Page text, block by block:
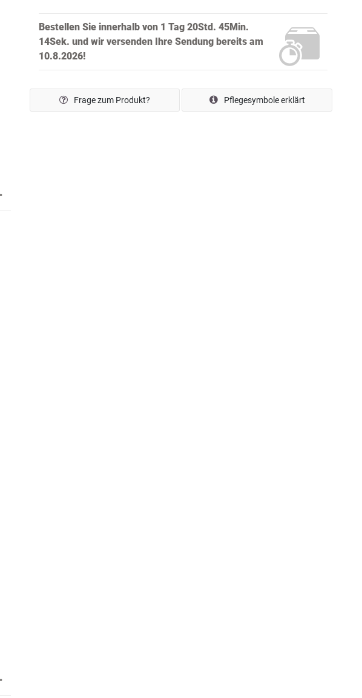
Bestellen Sie innerhalb von 1 Tag 20Std. 45Min.
13Sek. und wir versenden Ihre Sendung bereits am
10.8.2026!
Frage zum Produkt? Pflegesymbole erklärt